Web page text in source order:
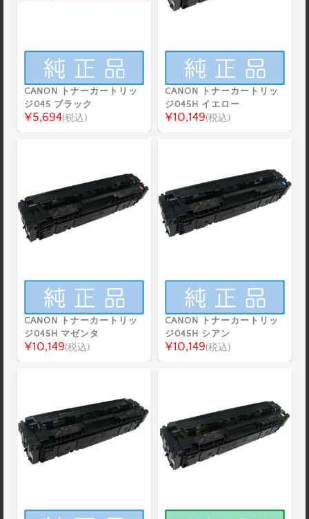
CANON トナーカートリッ
ジ045 ブラック
¥5,694(税込)
CANON トナーカートリッ
ジ045H イエロー
¥10,149(税込)
CANON トナーカートリッ
ジ045H マゼンタ
¥10,149(税込)
CANON トナーカートリッ
ジ045H シアン
¥10,149(税込)